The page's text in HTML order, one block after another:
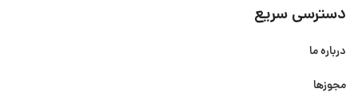
دسترسی سریع
درباره ما
مجوزها